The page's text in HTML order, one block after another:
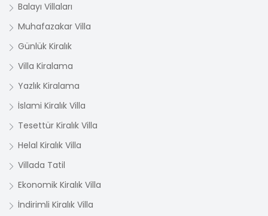
Balayı Villaları
Muhafazakar Villa
Günlük Kiralık
Villa Kiralama
Yazlık Kiralama
İslami Kiralık Villa
Tesettür Kiralık Villa
Helal Kiralık Villa
Villada Tatil
Ekonomik Kiralık Villa
İndirimli Kiralık Villa